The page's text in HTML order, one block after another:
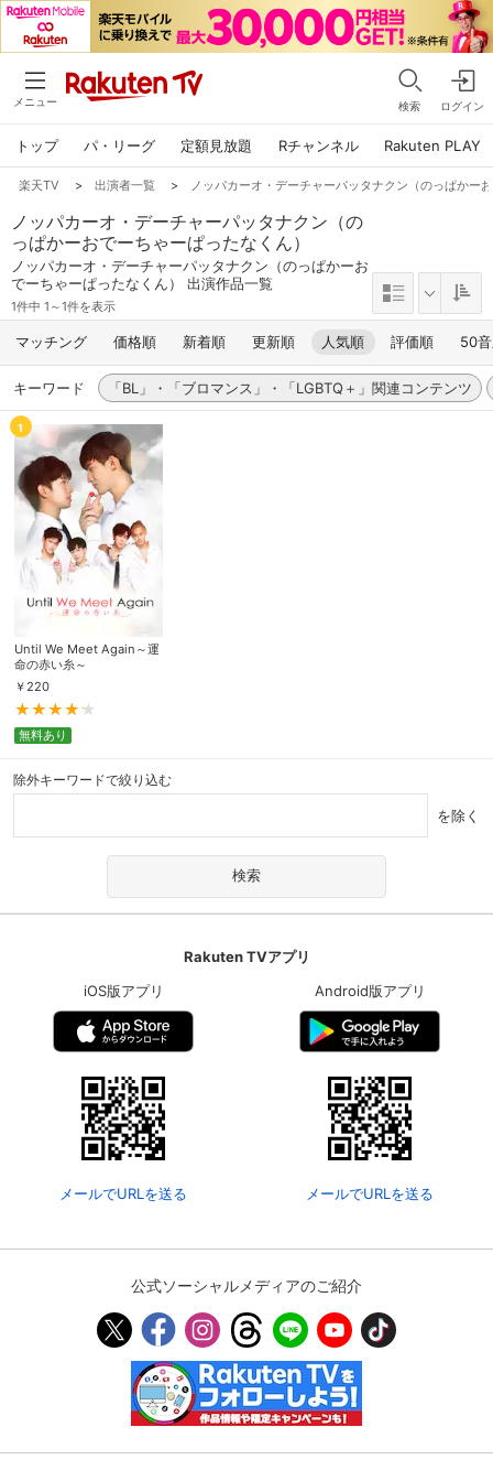
メニュー 検索 ログイン
トップ パ・リーグ 定額見放題 Rチャンネル Rakuten PLAY
楽天TV > 出演者一覧 > ノッパカーオ・デーチャーパッタナクン（のっぱかー
ノッパカーオ・デーチャーパッタナクン（の
っぱかーおでーちゃーぱったなくん）
ノッパカーオ・デーチャーパッタナクン（のっぱかーお
でーちゃーぱったなくん） 出演作品一覧
1件中 1～1件を表示
マッチング 価格順 新着順 更新順 人気順 評価順 50
キーワード 「BL」・「ブロマンス」・「LGBTQ＋」関連コンテンツ
1
Until We Meet Again～運
命の赤い糸～
￥ 220
無料あり
除外キーワードで絞り込む
を除く
Rakuten TVアプリ
iOS版アプリ
メールでURLを送る
Android版アプリ
メールでURLを送る
公式ソーシャルメディアのご紹介